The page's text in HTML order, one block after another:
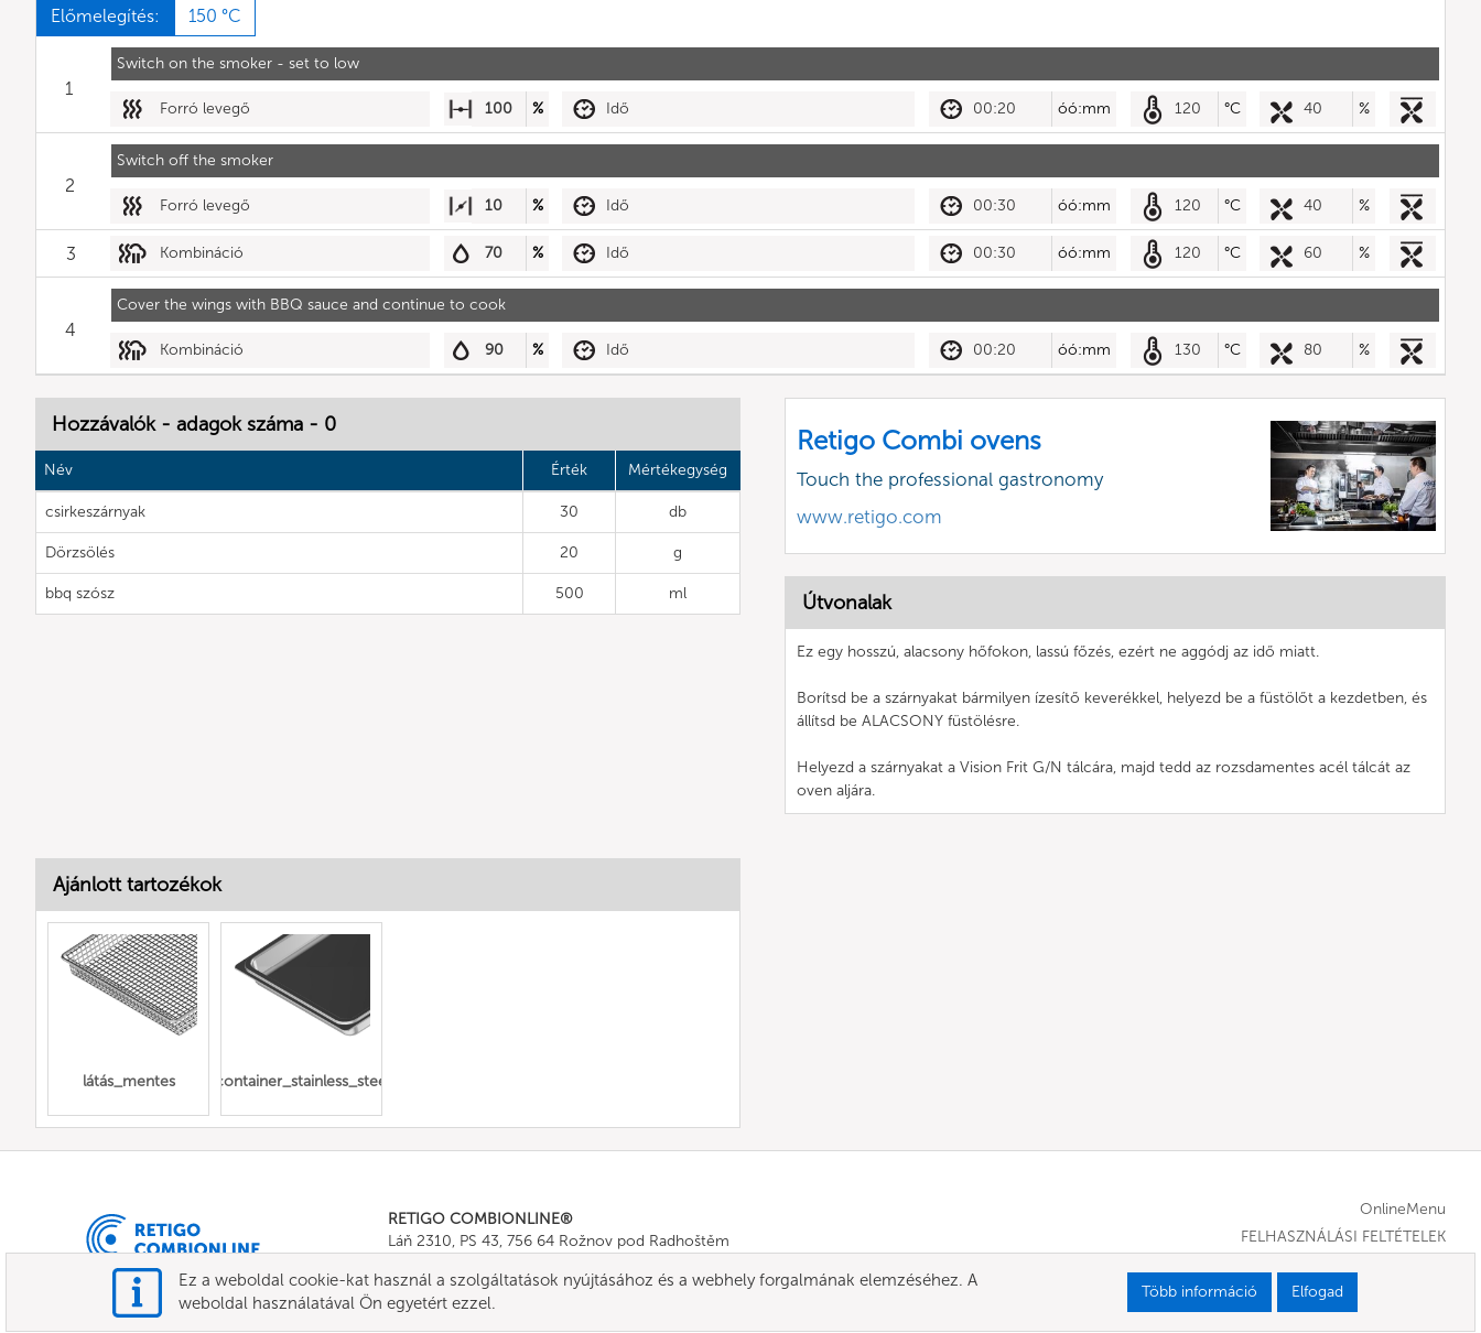
Előmelegítés: 150 °C
Switch on the smoker - set to low
1
Forró levegő 100 % Idő 00:20 óó:mm 120 °C 40 %
Switch off the smoker
2
Forró levegő 10 % Idő 00:30 óó:mm 120 °C 40 %
3 Kombináció 70 % Idő 00:30 óó:mm 120 °C 60 %
Cover the wings with BBQ sauce and continue to cook
4
Kombináció 90 % Idő 00:20 óó:mm 130 °C 80 %
Hozzávalók - adagok száma - 0
Név Érték Mértékegység
csirkeszárnyak 30 db
Dörzsölés 20 g
bbq szósz 500 ml
Retigo Combi ovens
Touch the professional gastronomy
www.retigo.com
Útvonalak
Ez egy hosszú, alacsony hőfokon, lassú főzés, ezért ne aggódj az idő miatt.
Borítsd be a szárnyakat bármilyen ízesítő keverékkel, helyezd be a füstölőt a kezdetben, és
állítsd be ALACSONY füstölésre.
Helyezd a szárnyakat a Vision Frit G/N tálcára, majd tedd az rozsdamentes acél tálcát az
oven aljára.
Ajánlott tartozékok
látás_mentes Gn_container_stainless_steel_full
RETIGO COMBIONLINE®
Láň 2310, PS 43, 756 64 Rožnov pod Radhoštěm
E-mail:info@combionline.com
OnlineMenu
FELHASZNÁLÁSI FELTÉTELEK
Ez a weboldal cookie-kat használ a szolgáltatások nyújtásához és a webhely forgalmának elemzéséhez. A
weboldal használatával Ön egyetért ezzel.
Több információ Elfogad